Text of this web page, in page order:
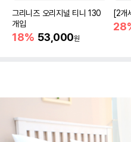
그리니즈 오리지널 티니 130
개입
18% 53,000원
[2개